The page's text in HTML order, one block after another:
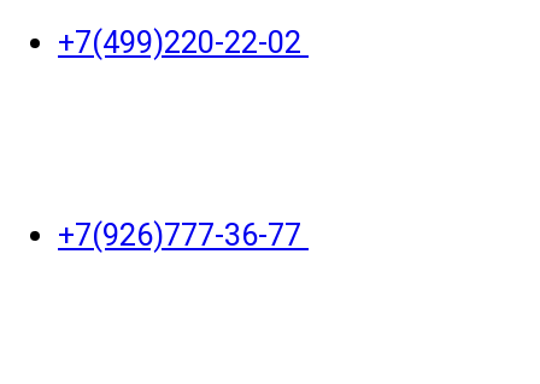
+7(499)220-22-02
+7(926)777-36-77